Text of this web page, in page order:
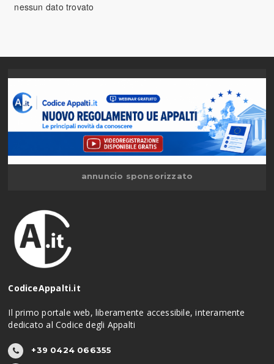
nessun dato trovato
annuncio sponsorizzato
CodiceAppalti.it
Il primo portale web, liberamente accessibile, interamente
dedicato al Codice degli Appalti
+39 0424 066355